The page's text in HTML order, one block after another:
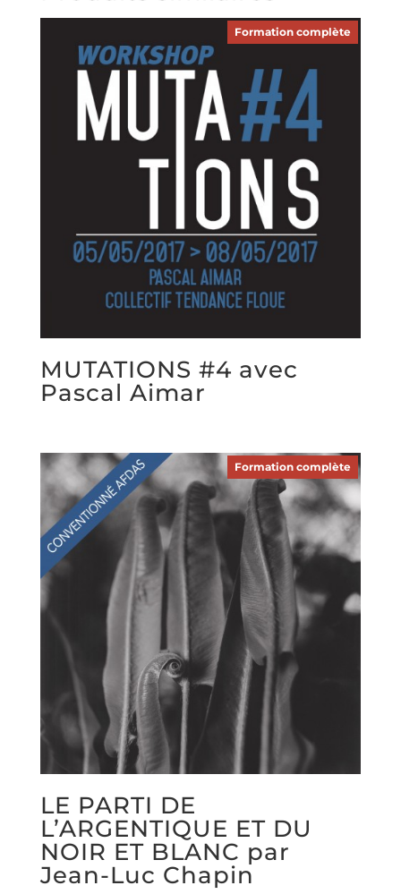
Formation complète
MUTATIONS #4 avec
Pascal Aimar
Formation complète
LE PARTI DE
L’ARGENTIQUE ET DU
NOIR ET BLANC par
Jean-Luc Chapin